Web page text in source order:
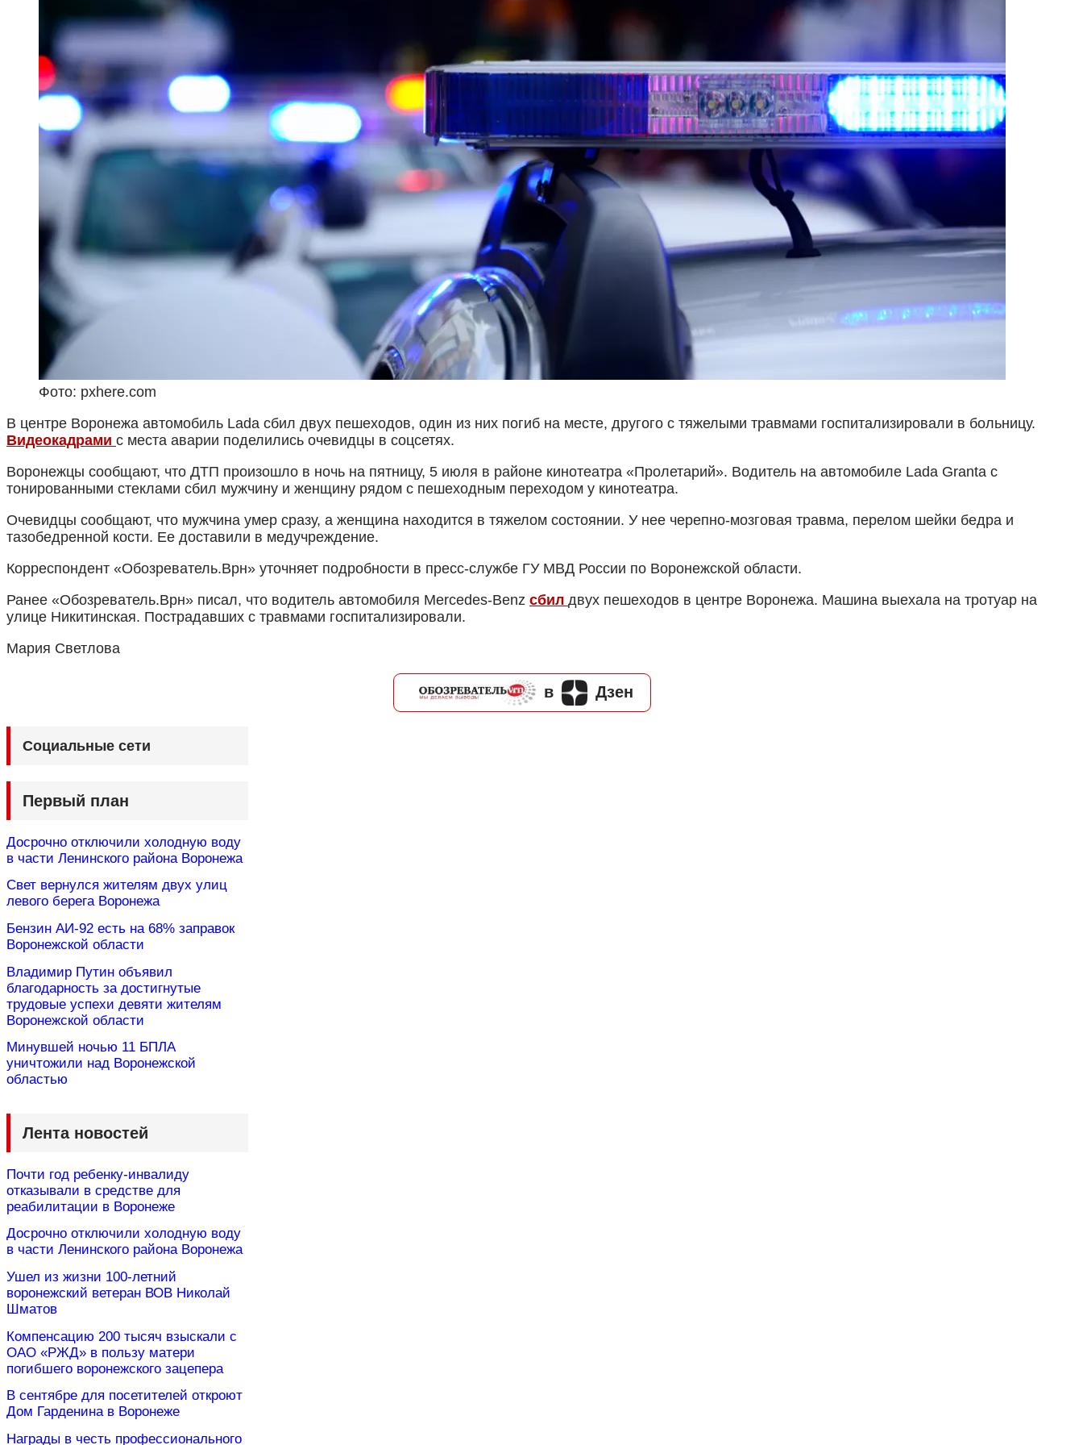
Спорт
Черноземье
Россия
Фото: pxhere.com
В центре Воронежа автомобиль Lada сбил двух пешеходов, один из них погиб на месте, другого с тяжелыми травмами госпитализировали в больницу.
Видеокадрами с места аварии поделились очевидцы в соцсетях.
Воронежцы сообщают, что ДТП произошло в ночь на пятницу, 5 июля в районе кинотеатра «Пролетарий». Водитель на автомобиле Lada Granta с
тонированными стеклами сбил мужчину и женщину рядом с пешеходным переходом у кинотеатра.
Очевидцы сообщают, что мужчина умер сразу, а женщина находится в тяжелом состоянии. У нее черепно-мозговая травма, перелом шейки бедра и
тазобедренной кости. Ее доставили в медучреждение.
Корреспондент «Обозреватель.Врн» уточняет подробности в пресс-службе ГУ МВД России по Воронежской области.
Ранее «Обозреватель.Врн» писал, что водитель автомобиля Mercedes-Benz сбил двух пешеходов в центре Воронежа. Машина выехала на тротуар на
улице Никитинская. Пострадавших с травмами госпитализировали.
Мария Светлова
в Дзен
Социальные сети
Первый план
Досрочно отключили холодную воду
в части Ленинского района Воронежа
Свет вернулся жителям двух улиц
левого берега Воронежа
Бензин АИ-92 есть на 68% заправок
Воронежской области
Владимир Путин объявил
благодарность за достигнутые
трудовые успехи девяти жителям
Воронежской области
Минувшей ночью 11 БПЛА
уничтожили над Воронежской
областью
Лента новостей
Почти год ребенку-инвалиду
отказывали в средстве для
реабилитации в Воронеже
Досрочно отключили холодную воду
в части Ленинского района Воронежа
Ушел из жизни 100-летний
воронежский ветеран ВОВ Николай
Шматов
Компенсацию 200 тысяч взыскали с
ОАО «РЖД» в пользу матери
погибшего воронежского зацепера
В сентябре для посетителей откроют
Дом Гарденина в Воронеже
Награды в честь профессионального